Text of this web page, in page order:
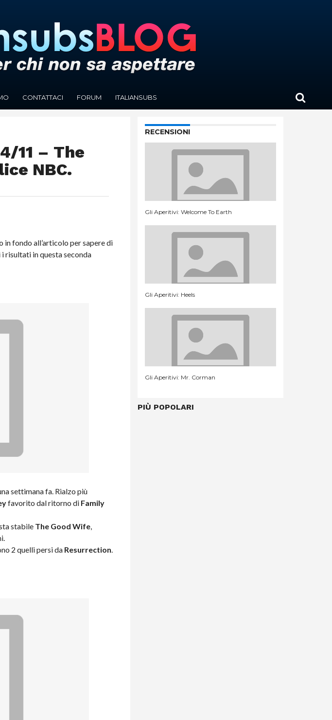
CONTATTACI FORUM ITALIANSUBS
11 – The
NBC.
in fondo all’articolo per sapere di
risultati in questa seconda
settimana fa. Rialzo più
favorito dal ritorno di Family
stabile The Good Wife,
2 quelli persi da Resurrection.
RECENSIONI
Gli Aperitivi: Welcome To Earth
Gli Aperitivi: Heels
Gli Aperitivi: Mr. Corman
PIÙ POPOLARI